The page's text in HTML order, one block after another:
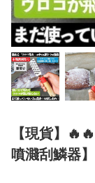
【現貨】
噴濺刮鱗器】